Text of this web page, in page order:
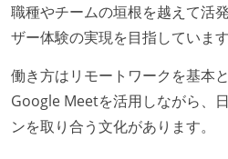
職種やチームの垣根を越えて活
ザー体験の実現を目指しています
働き方はリモートワークを基本
Google Meetを活用しながら、
ンを取り合う文化があります。